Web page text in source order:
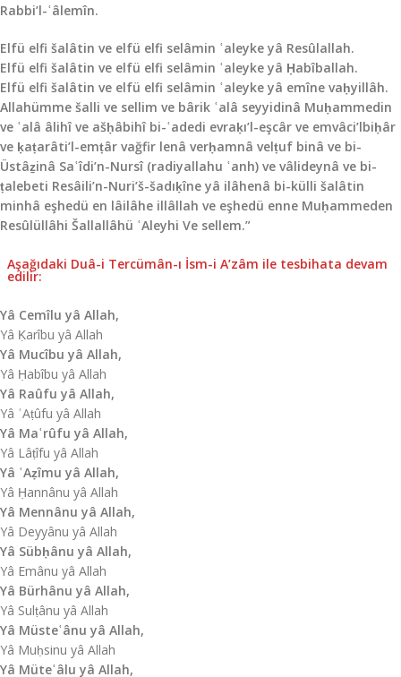
Rabbi’l-ʿâlemîn.
Elfü elfi šalâtin ve elfü elfi selâmin ʿaleyke yâ Resûlallah.
Elfü elfi šalâtin ve elfü elfi selâmin ʿaleyke yâ Ḥabîballah.
Elfü elfi šalâtin ve elfü elfi selâmin ʿaleyke yâ emîne vaḥyillâh.
Allahümme šalli ve sellim ve bârik ʿalâ seyyidinâ Muḥammedin
ve ʿalâ âlihî ve ašḥâbihî bi-ʿadedi evraḳı’l-eşcâr ve emvâci’lbiḥâr
ve ḳaṭarâti’l-emṭâr vağfir lenâ verḥamnâ velṭuf binâ ve bi-
Üstâẕinâ Saʿîdi’n-Nursî (radiyallahu ʿanh) ve vâlideynâ ve bi-
ṭalebeti Resâili’n-Nuri’š-šadıḳîne yâ ilâhenâ bi-külli šalâtin
minhâ eşhedü en lâilâhe illâllah ve eşhedü enne Muḥammeden
Resûlüllâhi Šallallâhü ʿAleyhi Ve sellem.”
Aşağıdaki Duâ-i Tercümân-ı İsm-i A’zâm ile tes­bi­hata devam
edilir:
Yâ Cemîlu yâ Allah,
Yâ Ḳarîbu yâ Allah
Yâ Mucîbu yâ Allah,
Yâ Ḥabîbu yâ Allah
Yâ Raûfu yâ Allah,
Yâ ʿAṭûfu yâ Allah
Yâ Maʿrûfu yâ Allah,
Yâ Lâṭîfu yâ Allah
Yâ ʿAẓîmu yâ Allah,
Yâ Ḥannânu yâ Allah
Yâ Mennânu yâ Allah,
Yâ Deyyânu yâ Allah
Yâ Sübḥânu yâ Allah,
Yâ Emânu yâ Allah
Yâ Bürhânu yâ Allah,
Yâ Sulṭânu yâ Allah
Yâ Müsteʿânu yâ Allah,
Yâ Muḥsinu yâ Allah
Yâ Müteʿâlu yâ Allah,